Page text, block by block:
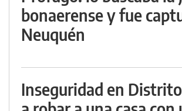
bonaerense y fue
Neuquén
Inseguridad en